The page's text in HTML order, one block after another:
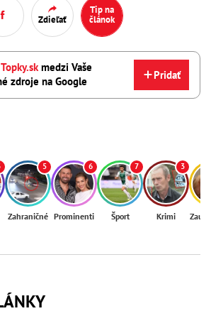
Zdieľať
Tip na
článok
medzi Vaše
zdroje na Google
Pridať
5
Zahraničné
6
Prominenti
7
Šport
3
Krimi